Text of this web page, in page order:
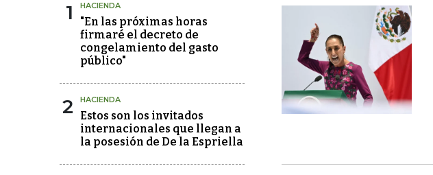
1 HACIENDA
"En las próximas horas
firmaré el decreto de
congelamiento del gasto
público"
2 HACIENDA
Estos son los invitados
internacionales que llegan a
la posesión de De la Espriella